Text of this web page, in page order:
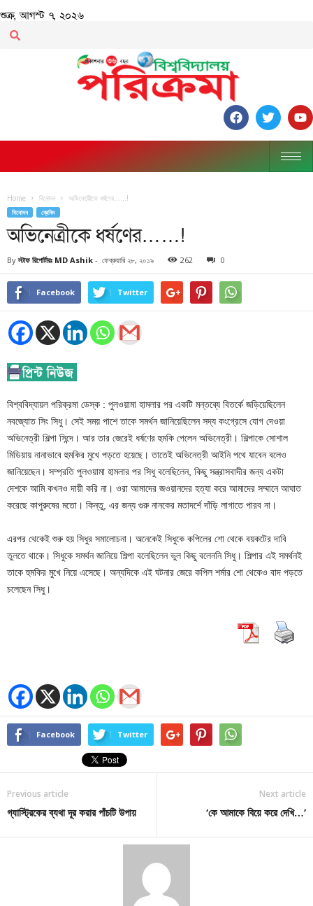
শুক্র, আগস্ট ৭, ২০২৬
Home বিনোদন অভিনেত্রীকে ধর্ষণের……!
বিনোদন ব্রেকিং
অভিনেত্রীকে ধর্ষণের……!
By স্টাফ রিপোর্টারঃ MD Ashik - ফেব্রুয়ারি ২৮, ২০১৯ 262 0
Facebook Twitter
বিশ্ববিদ্যায়ল পরিক্রমা ডেস্ক : পুলওয়ামা হামলার পর একটি মন্তব্যে বিতর্কে জড়িয়েছিলেন
নবজ্যোত সিং সিধু। সেই সময় পাশে তাকে সমর্থন জানিয়েছিলেন সদ্য কংগ্রেসে যোগ দেওয়া
অভিনেত্রী শিল্পা সিন্দে। আর তার জেরেই ধর্ষণের হুমকি পেলেন অভিনেত্রী। শিল্পাকে সোশাল
মিডিয়ায় নানাভাবে হুমকির মুখে পড়তে হয়েছে। তাতেই অভিনেত্রী আইনি পথে যাবেন বলেও
জানিয়েছেন। সম্প্রতি পুলওয়ামা হামলার পর সিধু বলেছিলেন, কিছু সন্ত্রাসবাদীর জন্য একটা
দেশকে আমি কখনও দায়ী করি না। ওরা আমাদের জওয়ানদের হত্যা করে আমাদের সম্মানে আঘাত
করেছে কাপুরুষের মতো। কিন্তু, এর জন্য গুরু নানকের মতাদর্শে দাঁড়ি লাগাতে পারব না।
এরপর থেকেই শুরু হয় সিধুর সমালোচনা। অনেকেই সিধুকে কপিলের শো থেকে বয়কটের দাবি
তুলতে থাকে। সিধুকে সমর্থন জানিয়ে শিল্পা বলেছিলেন ভুল কিছু বলেননি সিধু। শিল্পার এই সমর্থনই
তাকে হুমকির মুখে নিয়ে এসেছে। অন্যদিকে এই ঘটনার জেরে কপিল শর্মার শো থেকেও বাদ পড়তে
চলেছেন সিধু।
Facebook Twitter
Previous article
গ্যাস্ট্রিকের ব্যথা দূর করার পাঁচটি উপায়
Next article
‘কে আমাকে বিয়ে করে দেখি…’